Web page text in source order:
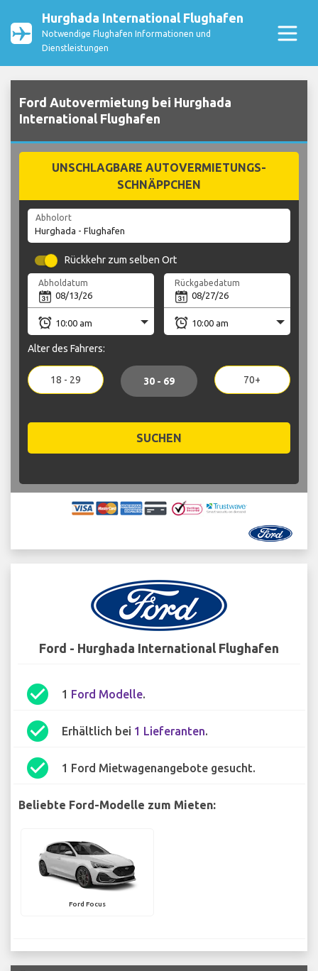
Hurghada International Flughafen
Notwendige Flughafen Informationen und
Dienstleistungen
Ford Autovermietung bei Hurghada
International Flughafen
UNSCHLAGBARE AUTOVERMIETUNGS-
SCHNÄPPCHEN
Abholort
Rückkehr zum selben Ort
Abholdatum Rückgabedatum
Alter des Fahrers:
18 - 29 30 - 69 70+
SUCHEN
Ford - Hurghada International Flughafen
check_circle 1 Ford Modelle.
check_circle Erhältlich bei 1 Lieferanten.
check_circle 1 Ford Mietwagenangebote gesucht.
Beliebte Ford-Modelle zum Mieten:
Ford Focus